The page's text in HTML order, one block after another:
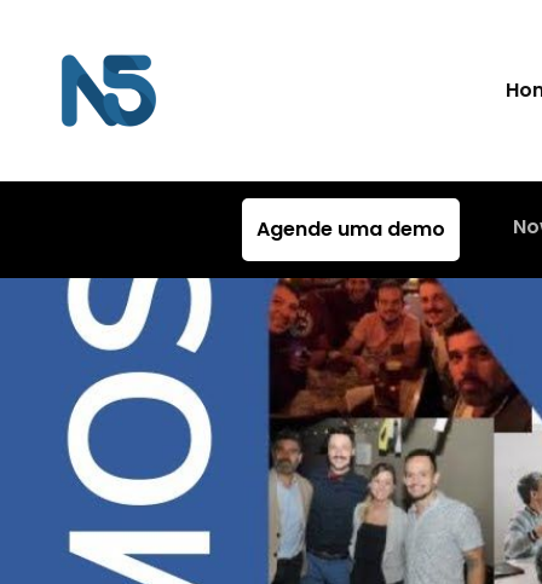
Agende uma demo